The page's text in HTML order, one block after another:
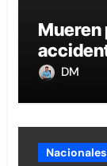
Mueren
DM
Nacionales